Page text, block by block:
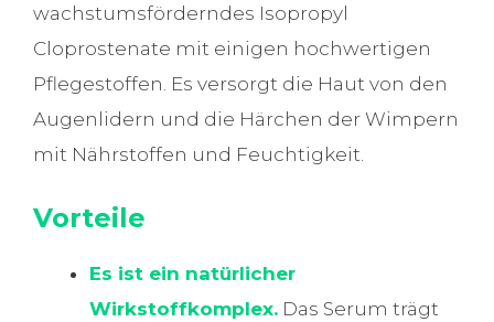
wachstumsförderndes Isopropyl
Cloprostenate mit einigen hochwertigen
Pflegestoffen. Es versorgt die Haut von den
Augenlidern und die Härchen der Wimpern
mit Nährstoffen und Feuchtigkeit.
Vorteile
Es ist ein natürlicher
Wirkstoffkomplex. Das Serum trägt